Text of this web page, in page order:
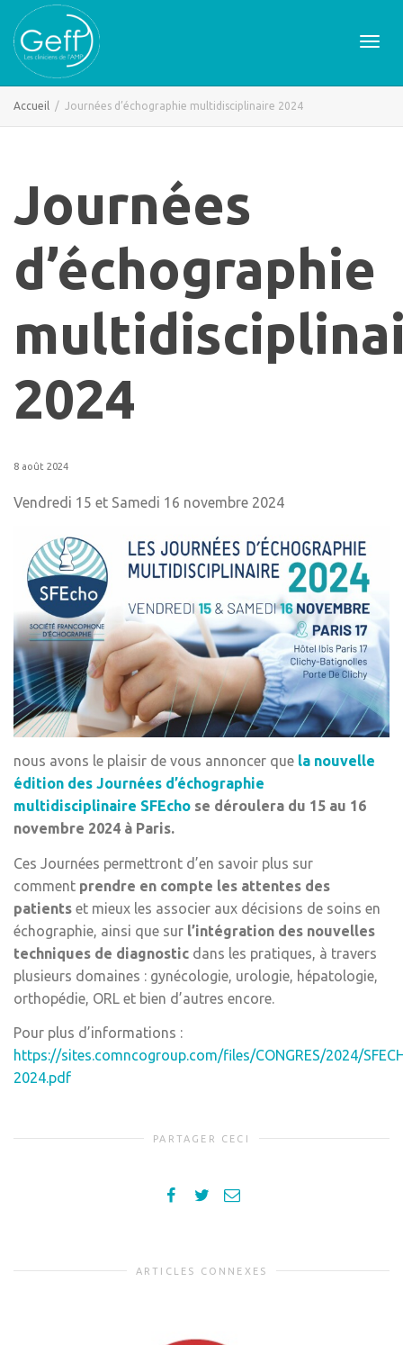
Accueil Journées d’échographie multidisciplinaire 2024
Journées
d’échographie
2024
8 août 2024
Vendredi 15 et Samedi 16 novembre 2024
nous avons le plaisir de vous annoncer que la nouvelle
édition des Journées d’échographie
multidisciplinaire SFEcho se déroulera du 15 au 16
novembre 2024 à Paris.
Ces Journées permettront d’en savoir plus sur
comment prendre en compte les attentes des
patients et mieux les associer aux décisions de soins en
échographie, ainsi que sur l’intégration des nouvelles
techniques de diagnostic dans les pratiques, à travers
plusieurs domaines : gynécologie, urologie, hépatologie,
orthopédie, ORL et bien d’autres encore.
Pour plus d’informations :
https://sites.comncogroup.com/files/CONGRES/2024/
2024.pdf
PARTAGER CECI
ARTICLES CONNEXES